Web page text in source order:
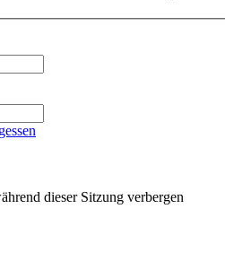
dieser Sitzung verbergen